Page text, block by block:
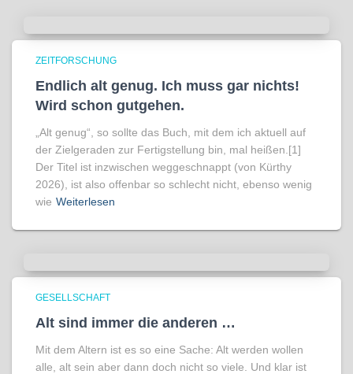
ZEITFORSCHUNG
Endlich alt genug. Ich muss gar nichts!
Wird schon gutgehen.
„Alt genug“, so sollte das Buch, mit dem ich aktuell auf
der Zielgeraden zur Fertigstellung bin, mal heißen.[1]
Der Titel ist inzwischen weggeschnappt (von Kürthy
2026), ist also offenbar so schlecht nicht, ebenso wenig
wie Weiterlesen
GESELLSCHAFT
Alt sind immer die anderen …
Mit dem Altern ist es so eine Sache: Alt werden wollen
alle, alt sein aber dann doch nicht so viele. Und klar ist